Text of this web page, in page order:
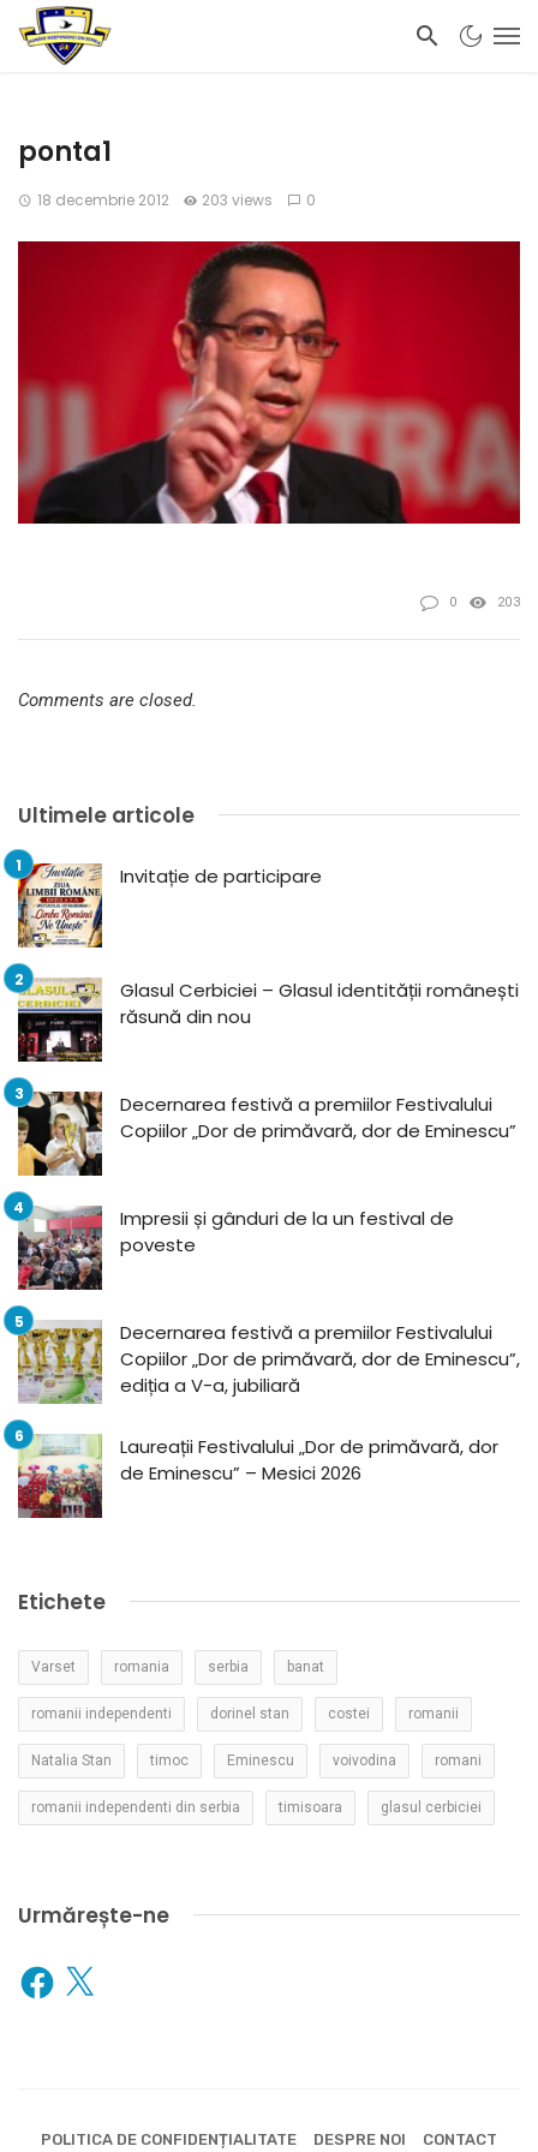
ponta1
18 decembrie 2012 203 views 0
0 203
Comments are closed.
Ultimele articole
Invitație de participare
Glasul Cerbiciei – Glasul identității românești
răsună din nou
Decernarea festivă a premiilor Festivalului
Copiilor „Dor de primăvară, dor de Eminescu”
Impresii și gânduri de la un festival de
poveste
Decernarea festivă a premiilor Festivalului
Copiilor „Dor de primăvară, dor de Eminescu”,
ediția a V-a, jubiliară
Laureații Festivalului „Dor de primăvară, dor
de Eminescu” – Mesici 2026
Etichete
Varset romania serbia banat
romanii independenti dorinel stan costei romanii
Natalia Stan timoc Eminescu voivodina romani
romanii independenti din serbia timisoara glasul cerbiciei
Urmărește-ne
Facebook
X
POLITICA DE CONFIDENȚIALITATE DESPRE NOI CONTACT